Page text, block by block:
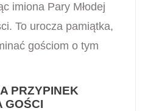
imiona Pary Młodej
To urocza pamiątka,
gościom o tym
PRZYPINEK
GOŚCI